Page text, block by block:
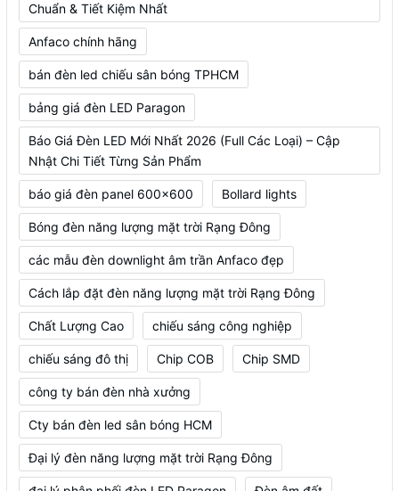
Chuẩn & Tiết Kiệm Nhất
Anfaco chính hãng
bán đèn led chiếu sân bóng TPHCM
bảng giá đèn LED Paragon
Báo Giá Đèn LED Mới Nhất 2026 (Full Các Loại) – Cập
Nhật Chi Tiết Từng Sản Phẩm
báo giá đèn panel 600x600 Bollard lights
Bóng đèn năng lượng mặt trời Rạng Đông
các mẫu đèn downlight âm trần Anfaco đẹp
Cách lắp đặt đèn năng lượng mặt trời Rạng Đông
Chất Lượng Cao chiếu sáng công nghiệp
chiếu sáng đô thị Chip COB Chip SMD
công ty bán đèn nhà xưởng
Cty bán đèn led sân bóng HCM
Đại lý đèn năng lượng mặt trời Rạng Đông